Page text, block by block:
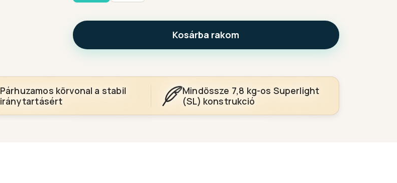
Kosárba rakom
Párhuzamos körvonal a stabil
iránytartásért
Mindössze 7,8 kg-os Superlight
(SL) konstrukció